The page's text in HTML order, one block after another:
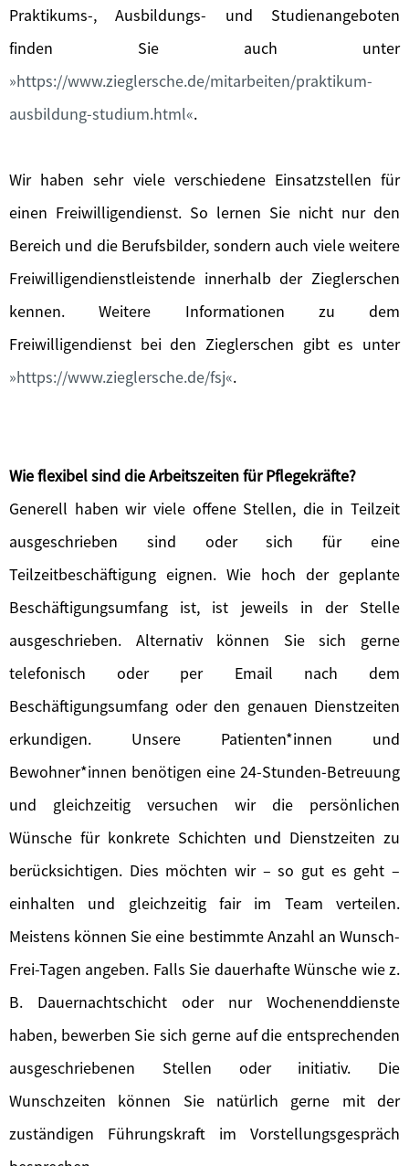
Praktikums-, Ausbildungs- und Studienangeboten
finden Sie auch unter
https://www.zieglersche.de/mitarbeiten/praktikum-
ausbildung-studium.html .
Wir haben sehr viele verschiedene Einsatzstellen für
einen Freiwilligendienst. So lernen Sie nicht nur den
Bereich und die Berufsbilder, sondern auch viele weitere
Freiwilligendienstleistende innerhalb der Zieglerschen
kennen. Weitere Informationen zu dem
Freiwilligendienst bei den Zieglerschen gibt es unter
https://www.zieglersche.de/fsj .
Wie flexibel sind die Arbeitszeiten für Pflegekräfte?
Generell haben wir viele offene Stellen, die in Teilzeit
ausgeschrieben sind oder sich für eine
Teilzeitbeschäftigung eignen. Wie hoch der geplante
Beschäftigungsumfang ist, ist jeweils in der Stelle
ausgeschrieben. Alternativ können Sie sich gerne
telefonisch oder per Email nach dem
Beschäftigungsumfang oder den genauen Dienstzeiten
erkundigen. Unsere Patienten*innen und
Bewohner*innen benötigen eine 24-Stunden-Betreuung
und gleichzeitig versuchen wir die persönlichen
Wünsche für konkrete Schichten und Dienstzeiten zu
berücksichtigen. Dies möchten wir – so gut es geht –
einhalten und gleichzeitig fair im Team verteilen.
Meistens können Sie eine bestimmte Anzahl an Wunsch-
Frei-Tagen angeben. Falls Sie dauerhafte Wünsche wie z.
B. Dauernachtschicht oder nur Wochenenddienste
haben, bewerben Sie sich gerne auf die entsprechenden
ausgeschriebenen Stellen oder initiativ. Die
Wunschzeiten können Sie natürlich gerne mit der
zuständigen Führungskraft im Vorstellungsgespräch